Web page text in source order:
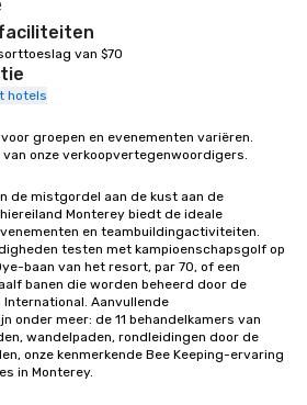
Inquire for other
trio, sax, drummer,
van $70
hotels
groepen en evenementen variëren.
onze verkoopvertegenwoordigers.
de mistgordel aan de kust aan de
Monterey biedt de ideale
en teambuildingactiviteiten.
testen met kampioenschapsgolf op
baan van het resort, par 70, of een
banen die worden beheerd door de
Aanvullende
onder meer: de 11 behandelkamers van
wandelpaden, rondleidingen door de
onze kenmerkende Bee Keeping-ervaring
in Monterey.